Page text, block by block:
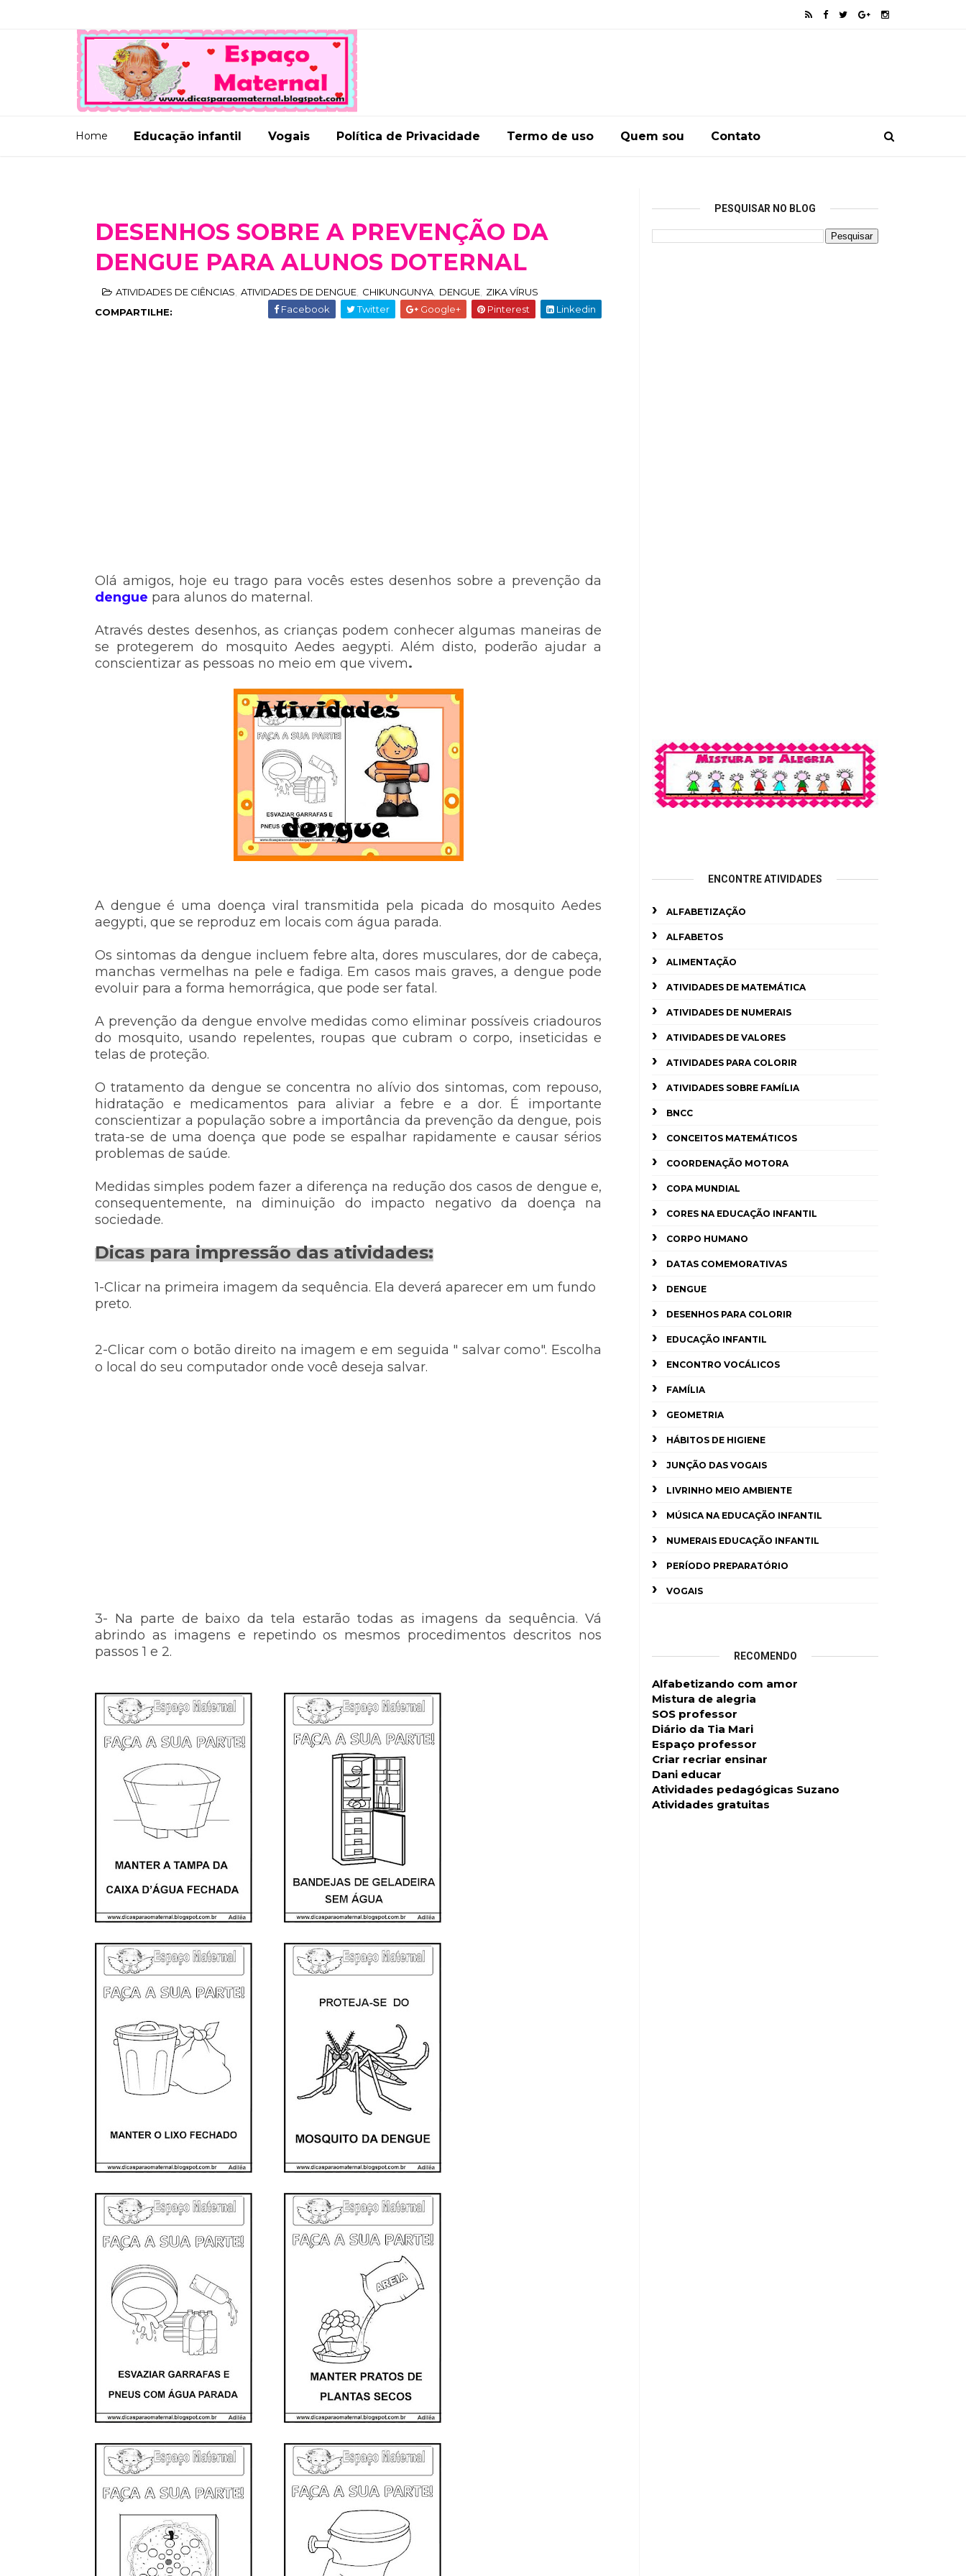
Home Educação infantil Vogais Política de Privacidade Termo de uso Quem sou Contato
DESENHOS SOBRE A PREVENÇÃO DA
DENGUE PARA ALUNOS DOTERNAL
ATIVIDADES DE CIÊNCIAS ATIVIDADES DE DENGUE CHIKUNGUNYA DENGUE ZIKA VÍRUS
COMPARTILHE:
Facebook Twitter Google+ Pinterest Linkedin
Olá amigos, hoje eu trago para vocês estes desenhos sobre a prevenção da
dengue para alunos do maternal.
Através destes desenhos, as crianças podem conhecer algumas maneiras de
se protegerem do mosquito Aedes aegypti. Além disto, poderão ajudar a
conscientizar as pessoas no meio em que vivem.
A dengue é uma doença viral transmitida pela picada do mosquito Aedes
aegypti, que se reproduz em locais com água parada.
Os sintomas da dengue incluem febre alta, dores musculares, dor de cabeça,
manchas vermelhas na pele e fadiga. Em casos mais graves, a dengue pode
evoluir para a forma hemorrágica, que pode ser fatal.
A prevenção da dengue envolve medidas como eliminar possíveis criadouros
do mosquito, usando repelentes, roupas que cubram o corpo, inseticidas e
telas de proteção.
O tratamento da dengue se concentra no alívio dos sintomas, com repouso,
hidratação e medicamentos para aliviar a febre e a dor. É importante
conscientizar a população sobre a importância da prevenção da dengue, pois
trata-se de uma doença que pode se espalhar rapidamente e causar sérios
problemas de saúde.
Medidas simples podem fazer a diferença na redução dos casos de dengue e,
consequentemente, na diminuição do impacto negativo da doença na
sociedade.
Dicas para impressão das atividades:
1-Clicar na primeira imagem da sequência. Ela deverá aparecer em um fundo
preto.
2-Clicar com o botão direito na imagem e em seguida " salvar como". Escolha
o local do seu computador onde você deseja salvar.
3- Na parte de baixo da tela estarão todas as imagens da sequência. Vá
abrindo as imagens e repetindo os mesmos procedimentos descritos nos
passos 1 e 2.
PESQUISAR NO BLOG
ENCONTRE ATIVIDADES
ALFABETIZAÇÃO
ALFABETOS
ALIMENTAÇÃO
ATIVIDADES DE MATEMÁTICA
ATIVIDADES DE NUMERAIS
ATIVIDADES DE VALORES
ATIVIDADES PARA COLORIR
ATIVIDADES SOBRE FAMÍLIA
BNCC
CONCEITOS MATEMÁTICOS
COORDENAÇÃO MOTORA
COPA MUNDIAL
CORES NA EDUCAÇÃO INFANTIL
CORPO HUMANO
DATAS COMEMORATIVAS
DENGUE
DESENHOS PARA COLORIR
EDUCAÇÃO INFANTIL
ENCONTRO VOCÁLICOS
FAMÍLIA
GEOMETRIA
HÁBITOS DE HIGIENE
JUNÇÃO DAS VOGAIS
LIVRINHO MEIO AMBIENTE
MÚSICA NA EDUCAÇÃO INFANTIL
NUMERAIS EDUCAÇÃO INFANTIL
PERÍODO PREPARATÓRIO
VOGAIS
RECOMENDO
Alfabetizando com amor
Mistura de alegria
SOS professor
Diário da Tia Mari
Espaço professor
Criar recriar ensinar
Dani educar
Atividades pedagógicas Suzano
Atividades gratuitas